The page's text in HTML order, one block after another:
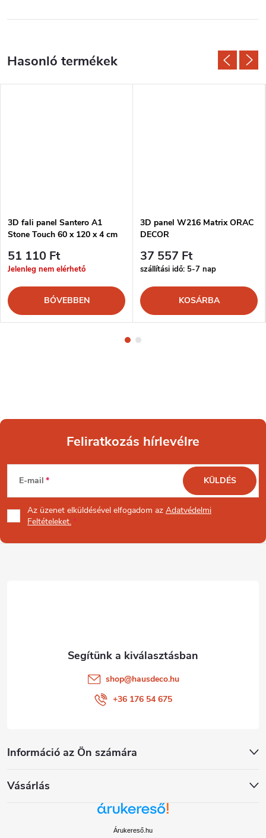
3D fali panel Santero A1
Stone Touch 60 x 120 x 4 cm
51 110 Ft
Jelenleg nem elérhető
BŐVEBBEN
3D panel W216 Matrix ORAC
DECOR
37 557 Ft
szállítási idő: 5-7 nap
KOSÁRBA
L
á
b
Feliratkozás hírlevélre
E-mail
Az üzenet elküldésével elfogadom az Adatvédelmi
Feltételeket.
KÜLDÉS
Információ az Ön számára
Vásárlás
shop@hausdeco.hu
+36 176 54 675
Árukereső.hu